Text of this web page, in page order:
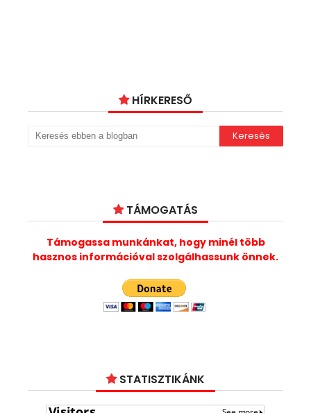
HÍRKERESŐ
TÁMOGATÁS
Támogassa munkánkat, hogy minél több
hasznos információval szolgálhassunk önnek.
STATISZTIKÁNK